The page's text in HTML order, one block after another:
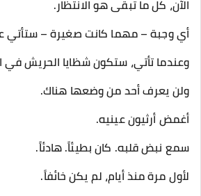
الآن، كل ما تبقى هو الانتظار.
أي وجبة – مهما كانت صغيرة – ستأتي
وعندما تأتي، ستكون شظايا الحريش في
ولن يعرف أحد من وضعها هناك.
أغمض أرثيون عينيه.
سمع نبض قلبه. كان بطيئاً. هادئاً.
لأول مرة منذ أيام، لم يكن خائفاً.